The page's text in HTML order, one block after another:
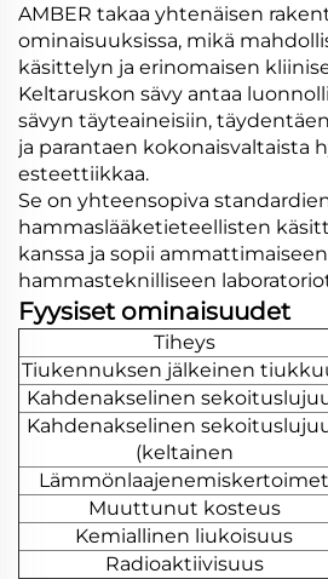
AMBER takaa yhtenäisen
ominaisuuksissa, mikä
käsittelyn ja erinomaisen
Keltaruskon sävy antaa
sävyn täyteaineisiin,
ja parantaen kokonaisvaltaista
esteettiikkaa.
Se on yhteensopiva
hammaslääketieteellisten
kanssa ja sopii ammattimaiseen
hammasteknilliseen
Fyysiset ominaisuudet
Tiheys
Tiukennuksen jälkeinen
Kahdenakselinen
Kahdenakselinen
(keltainen
Lämmönlaajenemiskertoimet
Muuttunut kosteus
Kemiallinen liukoisuus
Radioaktiivisuus